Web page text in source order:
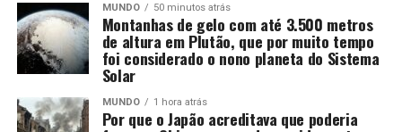
MUNDO 50 minutos atrás
Montanhas de gelo com até 3.500 metros
de altura em Plutão, que por muito tempo
foi considerado o nono planeta do Sistema
Solar
MUNDO 1 hora atrás
Por que o Japão acreditava que poderia